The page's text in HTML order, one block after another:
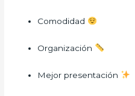
Comodidad
Organización
Mejor presentación